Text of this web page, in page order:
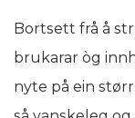
Bortsett frå å
brukarar òg
nyte på ein